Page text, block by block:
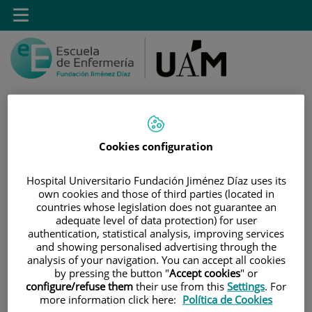
Saltar al contenido
contenido
Toggle
navigation
INICIO|ESTUDIOS|POSTGRADO
|TÍTULOS PROPIOS
MÁSTER PROPIO POR LA UAM EN MANEJO Y
CUIDADOS DEL PACIENTE CON DISPOSITIVO DE ACCESO
VASCULAR
CALENDARIO Y HORARIOS DE CLASE
Cookies configuration
Hospital Universitario Fundación Jiménez Díaz uses its
own cookies and those of third parties (located in
countries whose legislation does not guarantee an
adequate level of data protection) for user
authentication, statistical analysis, improving services
and showing personalised advertising through the
analysis of your navigation. You can accept all cookies
by pressing the button "Accept cookies" or
configure/refuse them their use from this Settings. For
more information click here: Política de Cookies